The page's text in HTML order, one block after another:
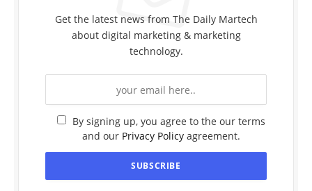
Get the latest news from The Daily Martech
about digital marketing & marketing
technology.
By signing up, you agree to the our terms
and our Privacy Policyagreement.